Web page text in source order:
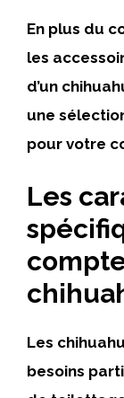
En plus du
les
d’un
une
pour votre
Les
Les
besoins